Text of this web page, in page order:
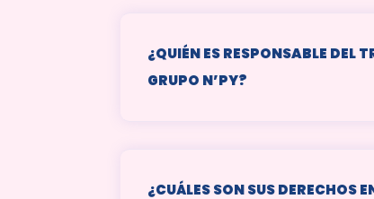
¿QUIÉN ES RESPONSABLE DEL
GRUPO N’PY?
¿CUÁLES SON SUS DERECHOS